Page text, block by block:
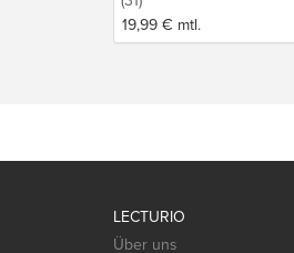
19,99 € mtl.
LECTURIO
Über uns